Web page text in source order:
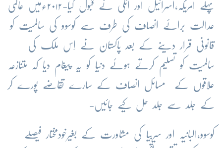
پہلے امریکہ،اسرائیل اور اٹلی نے قبول کیا-۲۰۱۲ءمیں عالمی
عدالت برائے انصاف کی طرف سے کوسوو کی سالمیت کو
قانونی قرار دینے کے بعد پاکستان نے اِس ملک کی
سالمیت کو تسلیم کرتے ہوئے دنیا کو یہ پیغام دیا کہ متنازعہ
علاقوں کے مسائل انصاف کے سارے تقاضے پورے کر
کے جلد سے جلد حل کیے جائیں-
کوسوو،البانیہ اور سربیا کی مشاورت کے بغیرخودمختار فیصلے